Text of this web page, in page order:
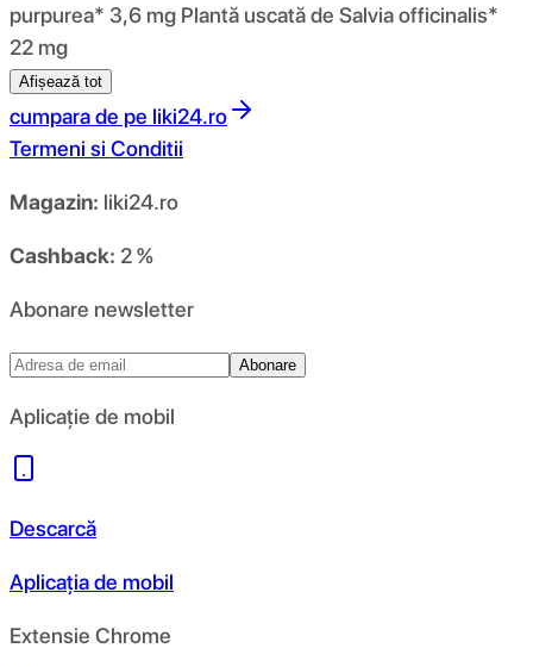
purpurea* 3,6 mg Plantă uscată de Salvia officinalis*
22 mg
Afișează tot
cumpara de pe liki24.ro
Termeni si Conditii
Magazin: liki24.ro
Cashback: 2 %
Abonare newsletter
Abonare
Aplicație de mobil
Descarcă
Aplicația de mobil
Extensie Chrome